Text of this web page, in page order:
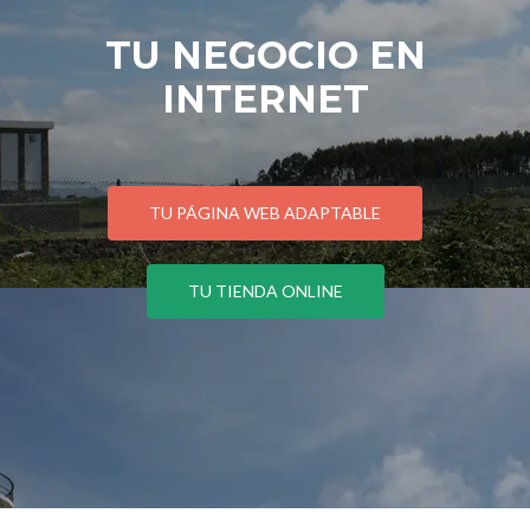
TU NEGOCIO EN
INTERNET
TU PÁGINA WEB ADAPTABLE
TU TIENDA ONLINE